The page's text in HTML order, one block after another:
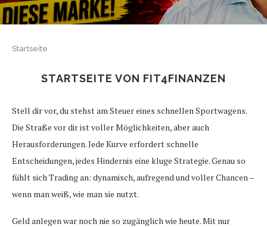
Startseite
STARTSEITE VON FIT4FINANZEN
Stell dir vor, du stehst am Steuer eines schnellen Sportwagens.
Die Straße vor dir ist voller Möglichkeiten, aber auch
Herausforderungen. Jede Kurve erfordert schnelle
Entscheidungen, jedes Hindernis eine kluge Strategie. Genau so
fühlt sich Trading an: dynamisch, aufregend und voller Chancen –
wenn man weiß, wie man sie nutzt.
Geld anlegen war noch nie so zugänglich wie heute. Mit nur